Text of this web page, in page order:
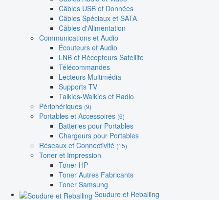
Câbles USB et Données
Câbles Spéciaux et SATA
Câbles d'Alimentation
Communications et Audio
Écouteurs et Audio
LNB et Récepteurs Satellite
Télécommandes
Lecteurs Multimédia
Supports TV
Talkies-Walkies et Radio
Périphériques (9)
Portables et Accessoires (6)
Batteries pour Portables
Chargeurs pour Portables
Réseaux et Connectivité (15)
Toner et Impression
Toner HP
Toner Autres Fabricants
Toner Samsung
Soudure et Reballing